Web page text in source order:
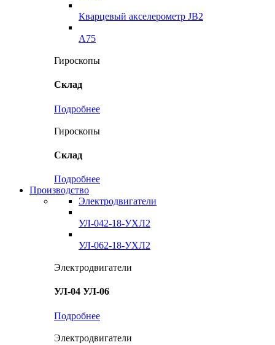
Кварцевый акселерометр JB2
A75
Гироскопы
Склад
Подробнее
Гироскопы
Склад
Подробнее
Производство
Электродвигатели
УЛ-042-18-УХЛ2
УЛ-062-18-УХЛ2
Электродвигатели
УЛ-04 УЛ-06
Подробнее
Электродвигатели